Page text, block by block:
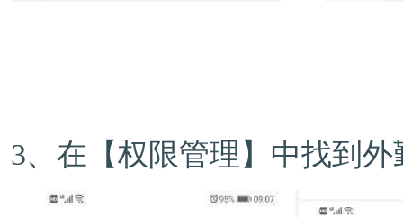
3、在【权限管理】中找到